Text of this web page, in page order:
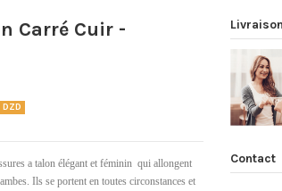
Carré Cuir -
a talon élégant et féminin qui allongent
Ils se portent en toutes circonstances et
Contact